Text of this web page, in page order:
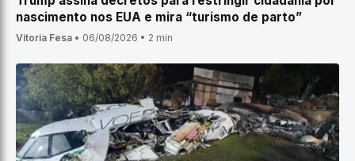
nascimento nos EUA e mira “turismo de parto”
Vitoria Fesa • 06/08/2026 • 2 min